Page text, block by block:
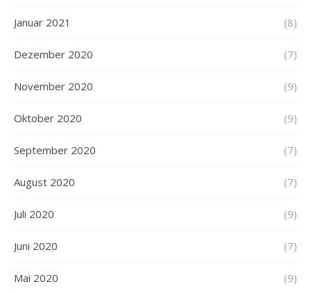
Januar 2021 (8)
Dezember 2020 (7)
November 2020 (9)
Oktober 2020 (9)
September 2020 (7)
August 2020 (7)
Juli 2020 (9)
Juni 2020 (7)
Mai 2020 (9)